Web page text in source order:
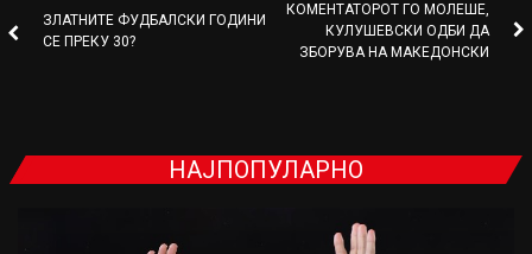
ЗЛАТНИТЕ ФУДБАЛСКИ ГОДИНИ
СЕ ПРЕКУ 30?
КОМЕНТАТОРОТ ГО МОЛЕШЕ,
КУЛУШЕВСКИ ОДБИ ДА
ЗБОРУВА НА МАКЕДОНСКИ
НАЈПОПУЛАРНО